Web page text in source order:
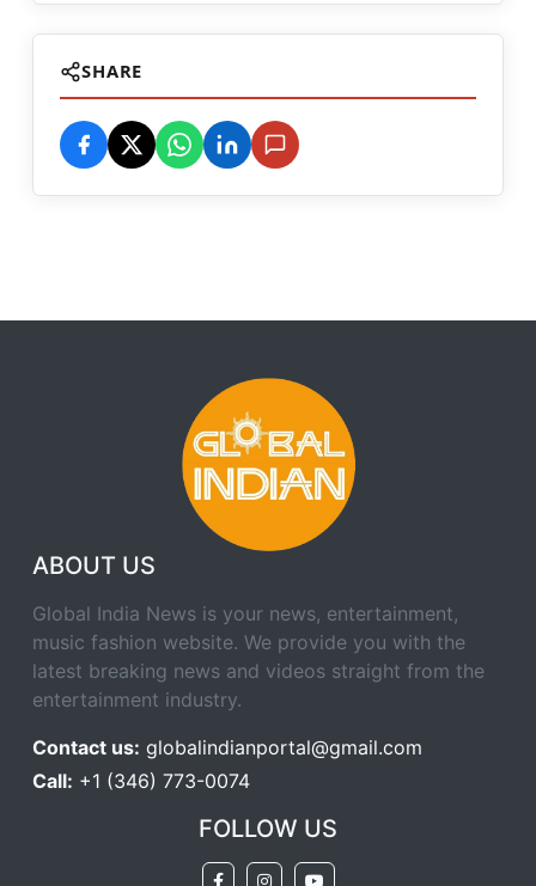
SHARE
ABOUT US
Global India News is your news, entertainment,
music fashion website. We provide you with the
latest breaking news and videos straight from the
entertainment industry.
Contact us: globalindianportal@gmail.com
Call: +1 (346) 773-0074
FOLLOW US